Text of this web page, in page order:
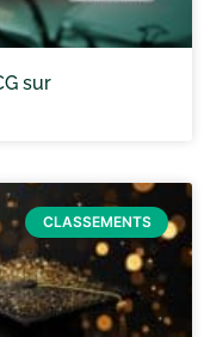
sur
CLASSEMENTS